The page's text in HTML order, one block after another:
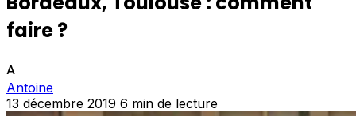
faire ?
A
Antoine
13 décembre 2019 6 min de lecture